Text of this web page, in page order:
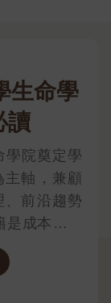
生命學
讀
學院奠定學
軸，兼顧
、前沿趨勢
成本最低
，讓這些
撬動未來